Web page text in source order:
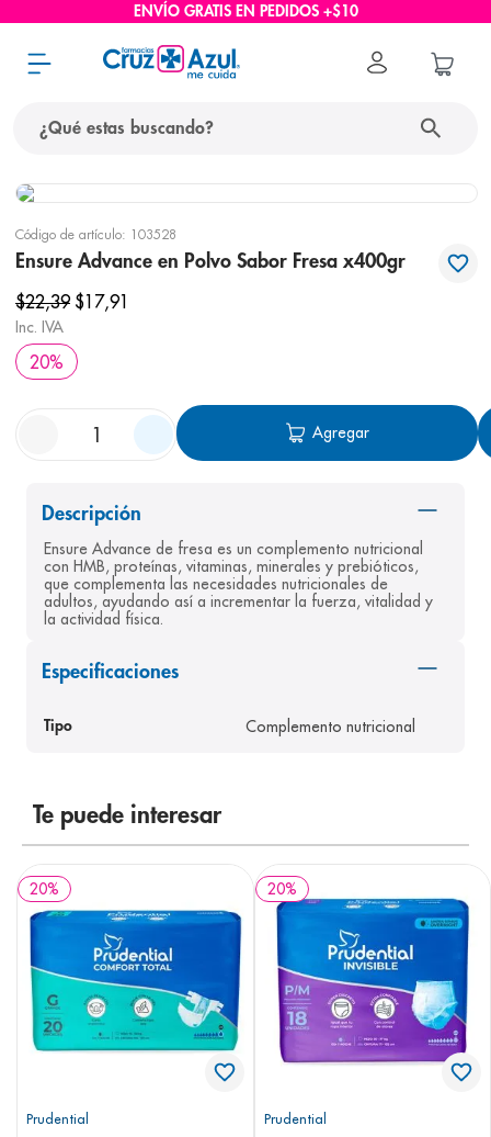
ENVÍO GRATIS EN PEDIDOS +$10
Código de artículo: 103528
Ensure Advance en Polvo Sabor Fresa x400gr
$22,39 $17,91
Inc. IVA
20%
Agregar
Descripción
Ensure Advance de fresa es un complemento nutricional
con HMB, proteínas, vitaminas, minerales y prebióticos,
que complementa las necesidades nutricionales de
adultos, ayudando así a incrementar la fuerza, vitalidad y
la actividad física.
Especificaciones
Tipo Complemento nutricional
Te puede interesar
20%
Prudential
20%
Prudential
términos más buscados
protector solar
3.
4. cerave
shampoo
8. panolini
9. pediasure
10.desodorante